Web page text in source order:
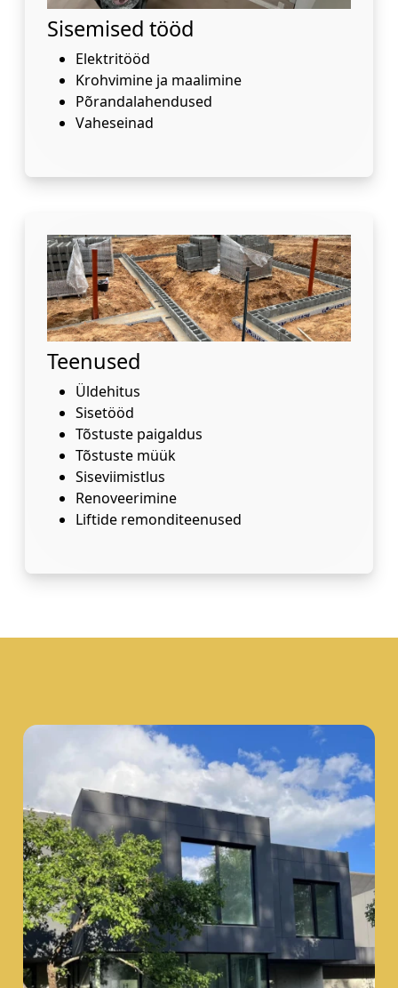
Sisemised tööd
Elektritööd
Krohvimine ja maalimine
Põrandalahendused
Vaheseinad
Teenused
Üldehitus
Sisetööd
Tõstuste paigaldus
Tõstuste müük
Siseviimistlus
Renoveerimine
Liftide remonditeenused